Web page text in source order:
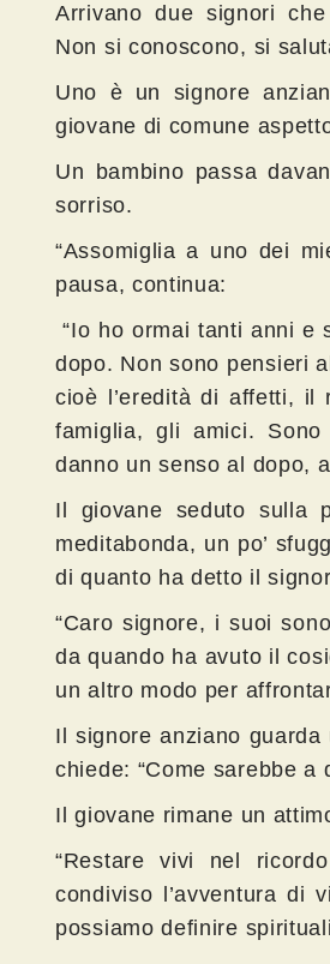
Arrivano due signori
Non si conoscono, si
Uno è un signore
giovane di comune
Un bambino passa
sorriso.
“Assomiglia a uno dei
pausa, continua:
“Io ho ormai tanti anni e
dopo. Non sono pensieri
cioè l’eredità di affetti,
famiglia, gli amici.
danno un senso al dopo,
Il giovane seduto sulla
meditabonda, un po’
di quanto ha detto il
“Caro signore, i suoi
da quando ha avuto il
un altro modo per
Il signore anziano guarda
chiede: “Come sarebbe a
Il giovane rimane un
“Restare vivi nel
condiviso l’avventura di
possiamo definire